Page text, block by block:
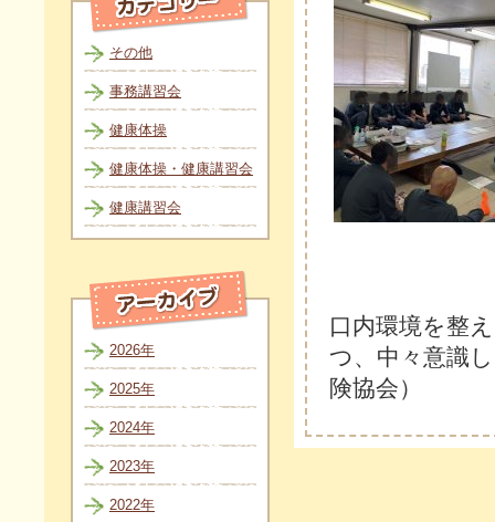
口内環境を整
つ、中々意識
険協会）
その他
事務講習会
健康体操
健康体操・健康講習会
健康講習会
2026年
2025年
2024年
2023年
2022年